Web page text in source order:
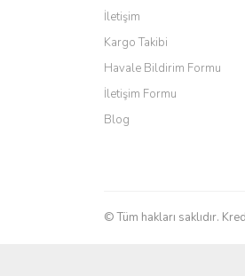
İletişim
Kargo Takibi
Havale Bildirim Formu
İletişim Formu
Blog
© Tüm hakları saklıdır.